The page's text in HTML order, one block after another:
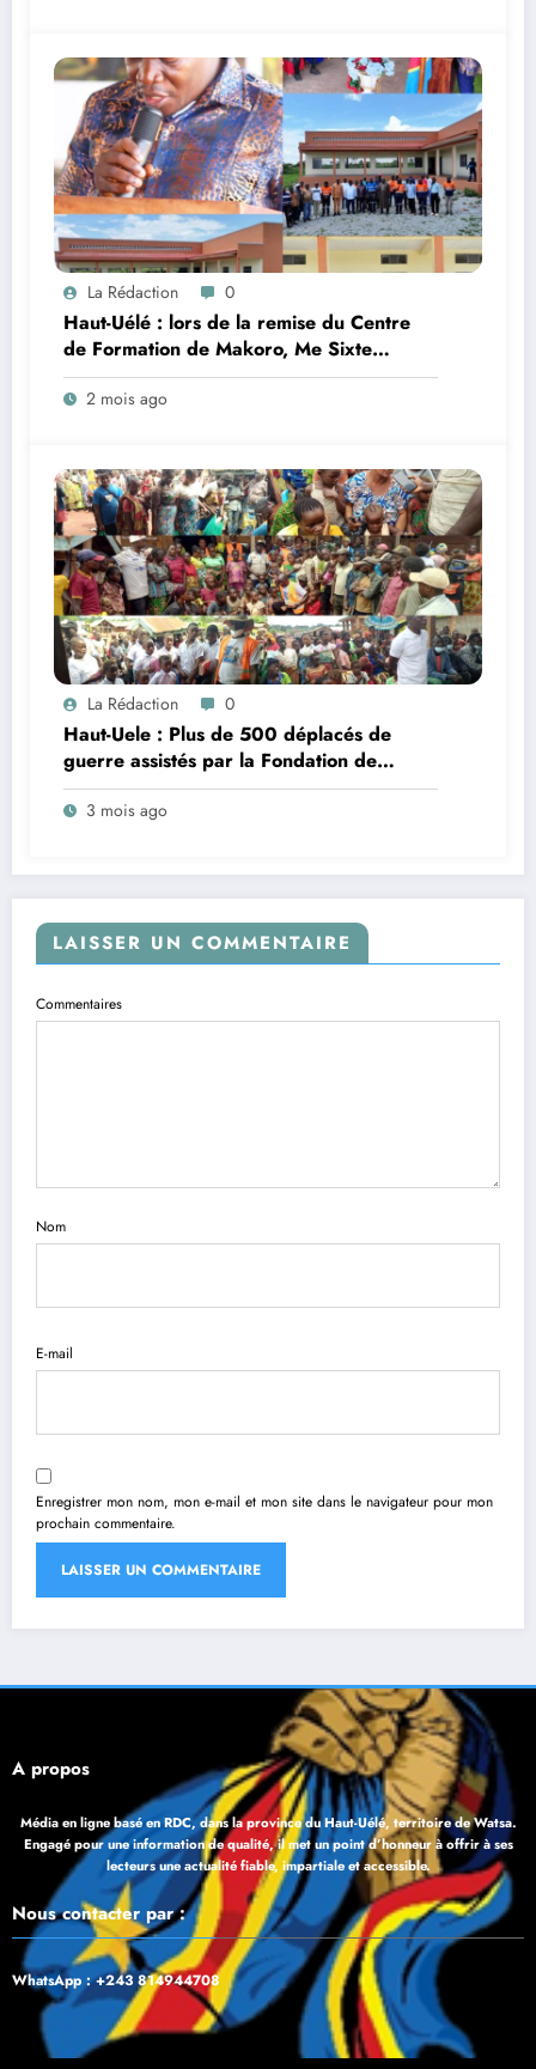
La Rédaction 0
Haut-Uélé : lors de la remise du Centre
de Formation de Makoro, Me Sixte
Tandema, président du CLD Watsa–
Faradje, appelle à l’autonomisation de la
2 mois ago
La Rédaction 0
Haut-Uele : Plus de 500 déplacés de
guerre assistés par la Fondation de
l’Honorable Jean-Marc Mambidi Koloboro
à Apodo
3 mois ago
LAISSER UN COMMENTAIRE
Commentaires
Nom
E-mail
Enregistrer mon nom, mon e-mail et mon site dans le navigateur pour mon
prochain commentaire.
À propos
Média en ligne basé en RDC, dans la province du Haut-Uélé, territoire de Watsa.
Engagé pour une information de qualité, il met un point d’honneur à offrir à ses
lecteurs une actualité fiable, impartiale et accessible.
Nous contacter par :
WhatsApp : +243 814944708